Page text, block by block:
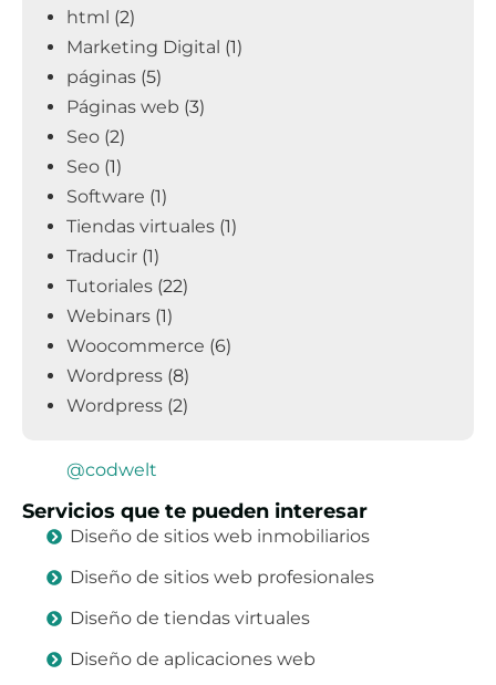
html (2)
Marketing Digital (1)
páginas (5)
Páginas web (3)
Seo (2)
Seo (1)
Software (1)
Tiendas virtuales (1)
Traducir (1)
Tutoriales (22)
Webinars (1)
Woocommerce (6)
Wordpress (8)
Wordpress (2)
@codwelt
Servicios que te pueden interesar
Diseño de sitios web inmobiliarios
Diseño de sitios web profesionales
Diseño de tiendas virtuales
Diseño de aplicaciones web